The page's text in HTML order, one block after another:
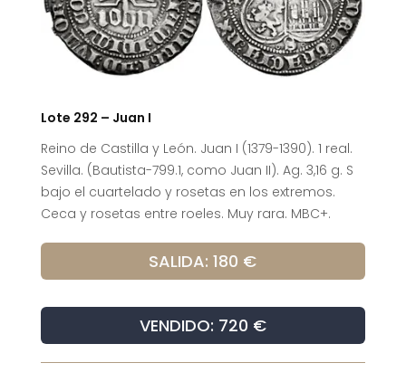
Lote 292 – Juan I
Reino de Castilla y León. Juan I (1379-1390). 1 real.
Sevilla. (Bautista-799.1, como Juan II). Ag. 3,16 g. S
bajo el cuartelado y rosetas en los extremos.
Ceca y rosetas entre roeles. Muy rara. MBC+.
SALIDA: 180 €
VENDIDO: 720 €